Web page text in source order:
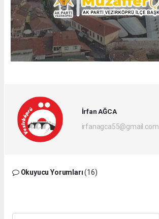
İrfan AĞCA
irfanagca55@gmail.com
Okuyucu Yorumları(16)